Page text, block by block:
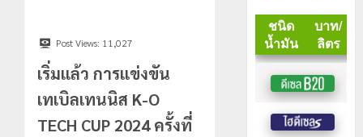
Post Views: 11,027
เริ่มแล้ว การแข่งขัน
เทเบิลเทนนิส K-O
TECH CUP 2024 ครั้งที่